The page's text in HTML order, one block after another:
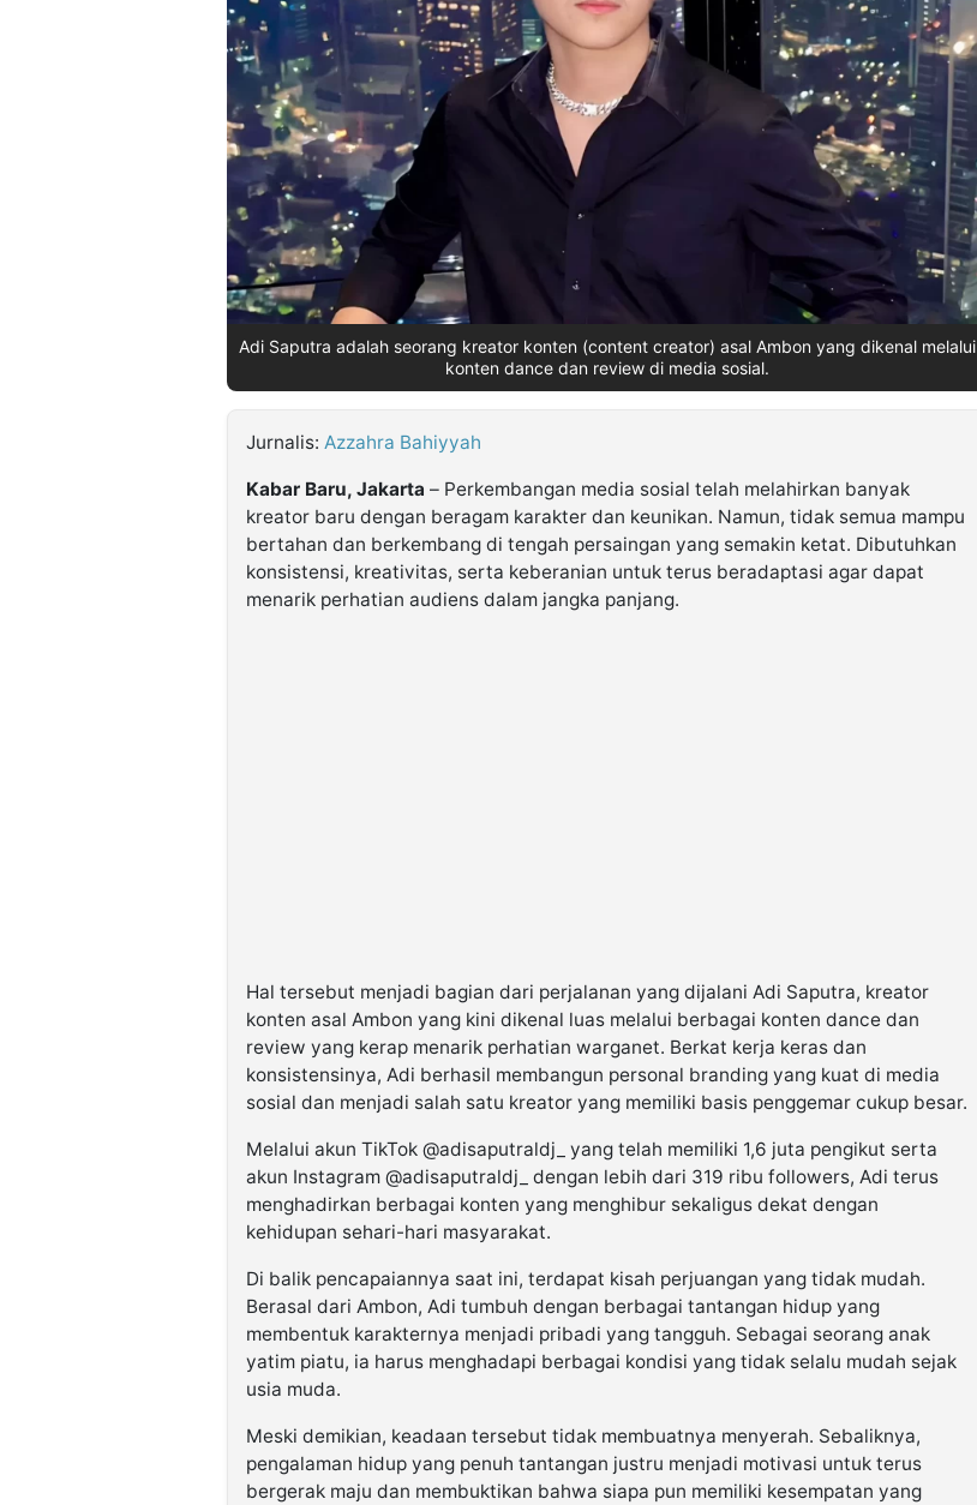
Adi Saputra adalah seorang kreator konten (content creator) asal Ambon yang dikenal melalui
konten dance dan review di media sosial.
Jurnalis: Azzahra Bahiyyah
Kabar Baru, Jakarta – Perkembangan media sosial telah melahirkan banyak
kreator baru dengan beragam karakter dan keunikan. Namun, tidak semua mampu
bertahan dan berkembang di tengah persaingan yang semakin ketat. Dibutuhkan
konsistensi, kreativitas, serta keberanian untuk terus beradaptasi agar dapat
menarik perhatian audiens dalam jangka panjang.
Hal tersebut menjadi bagian dari perjalanan yang dijalani Adi Saputra, kreator
konten asal Ambon yang kini dikenal luas melalui berbagai konten dance dan
review yang kerap menarik perhatian warganet. Berkat kerja keras dan
konsistensinya, Adi berhasil membangun personal branding yang kuat di media
sosial dan menjadi salah satu kreator yang memiliki basis penggemar cukup besar.
Melalui akun TikTok @adisaputraldj_ yang telah memiliki 1,6 juta pengikut serta
akun Instagram @adisaputraldj_ dengan lebih dari 319 ribu followers, Adi terus
menghadirkan berbagai konten yang menghibur sekaligus dekat dengan
kehidupan sehari-hari masyarakat.
Di balik pencapaiannya saat ini, terdapat kisah perjuangan yang tidak mudah.
Berasal dari Ambon, Adi tumbuh dengan berbagai tantangan hidup yang
membentuk karakternya menjadi pribadi yang tangguh. Sebagai seorang anak
yatim piatu, ia harus menghadapi berbagai kondisi yang tidak selalu mudah sejak
usia muda.
Meski demikian, keadaan tersebut tidak membuatnya menyerah. Sebaliknya,
pengalaman hidup yang penuh tantangan justru menjadi motivasi untuk terus
bergerak maju dan membuktikan bahwa siapa pun memiliki kesempatan yang